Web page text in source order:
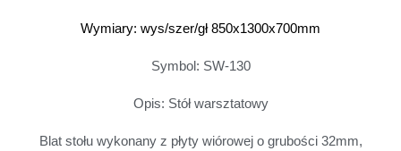
Wymiary: wys/szer/gł 850x1300x700mm
Symbol: SW-130
Opis: Stół warsztatowy
Blat stołu wykonany z płyty wiórowej o grubości 32mm,